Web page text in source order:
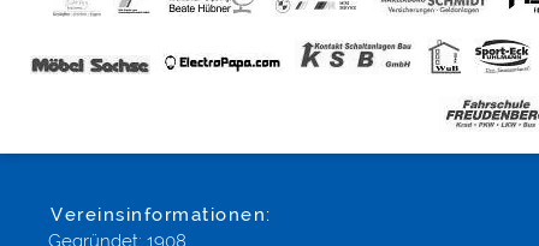
Vereinsinformationen:
Gegründet: 1908